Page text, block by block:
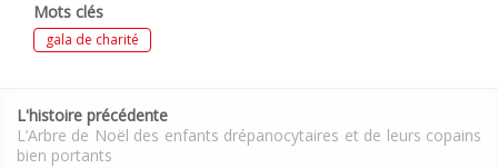
Mots clés
gala de charité
navigation
L'histoire précédente
L’Arbre de Noël des enfants drépanocytaires et de leurs copains
bien portants